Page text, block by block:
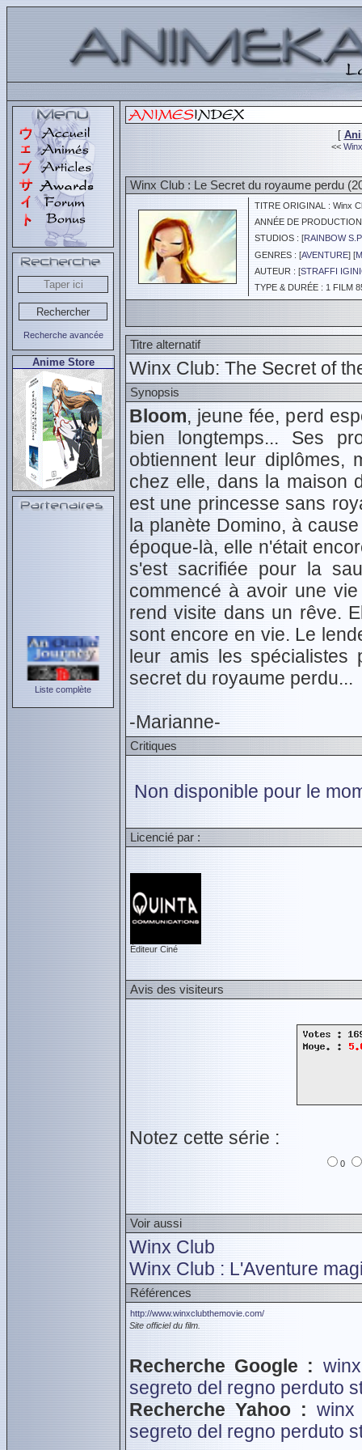
Recherche avancée
Anime Store
Liste complète
[
<<
Winx Club : Le Secret du royaume perdu
TITRE ORIGINAL : Winx
ANNÉE DE
STUDIOS : [RAINBOW
GENRES : [AVENTURE] [
AUTEUR : [STRAFFI
TYPE & DURÉE : 1 FILM
Titre alternatif
Winx Club: The Secret of
Synopsis
Bloom, jeune fée, perd
bien longtemps... Ses
obtiennent leur diplômes,
chez elle, dans la maison
est une princesse sans
la planète Domino, à
époque-là, elle n'était
s'est sacrifiée pour la
commencé à avoir une
rend visite dans un rêve.
sont encore en vie. Le
leur amis les spécialistes
secret du royaume perdu...
-Marianne-
Critiques
Non disponible pour le
Licencié par :
Éditeur Ciné
Avis des visiteurs
Notez cette série :
0
Voir aussi
Winx Club
Winx Club : L'Aventure
Références
http://www.winxclubthemovie.com/
Site officiel du film.
Recherche Google :
segreto del regno perduto
Recherche Yahoo :
segreto del regno perduto